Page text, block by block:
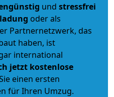
und stressfrei
oder als
Partnernetzwerk, das
haben, ist
international
jetzt kostenlose
einen ersten
für Ihren Umzug.